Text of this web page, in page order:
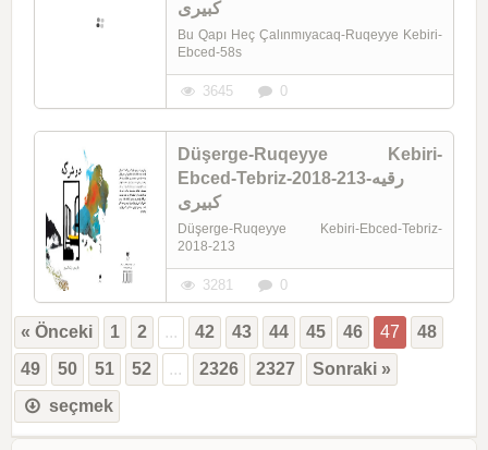
کبیری
Bu Qapı Heç Çalınmıyacaq-Ruqeyye Kebiri-
Ebced-58s
3645 0
Düşerge-Ruqeyye Kebiri-
Ebced-Tebriz-2018-213-رقیه
کبیری
Düşerge-Ruqeyye Kebiri-Ebced-Tebriz-
2018-213
3281 0
« Önceki 1 2 ... 42 43 44 45 46 47
48
49
50 51 52 ... 2326 2327
Sonraki »
seçmek